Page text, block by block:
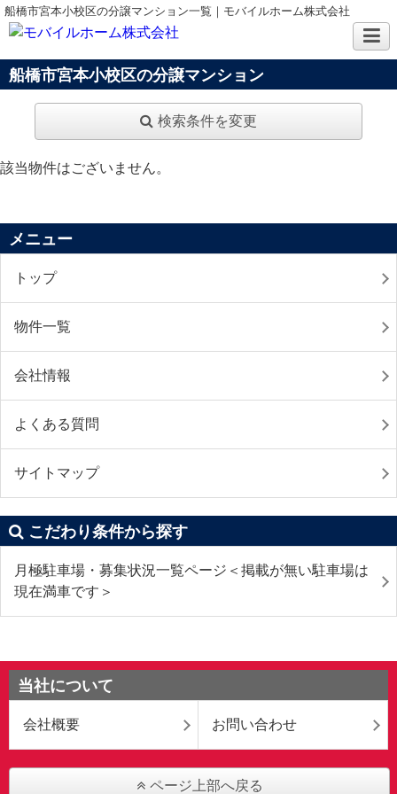
船橋市宮本小校区の分譲マンション一覧｜モバイルホーム株式会社
船橋市宮本小校区の分譲マンション
検索条件を変更
該当物件はございません。
メニュー
トップ
物件一覧
会社情報
よくある質問
サイトマップ
こだわり条件から探す
月極駐車場・募集状況一覧ページ＜掲載が無い駐車場は
現在満車です＞
当社について
会社概要 お問い合わせ
ページ上部へ戻る